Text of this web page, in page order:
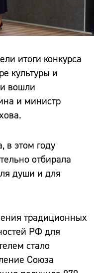
итоги конкурса
культуры и
вошли
и министр
в этом году
отбирала
души и для
традиционных
РФ для
стало
Союза